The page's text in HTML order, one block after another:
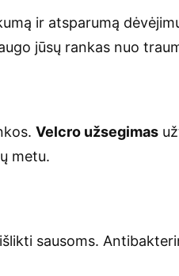
ir atsparumą
jūsų rankas nuo
Velcro užsegimas
metu.
sausoms.